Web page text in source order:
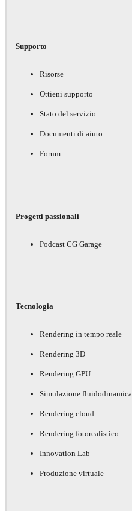
Supporto
Risorse
Ottieni supporto
Stato del servizio
Documenti di aiuto
Forum
Progetti passionali
Podcast CG Garage
Tecnologia
Rendering in tempo reale
Rendering 3D
Rendering GPU
Simulazione fluidodinamica
Rendering cloud
Rendering fotorealistico
Innovation Lab
Produzione virtuale